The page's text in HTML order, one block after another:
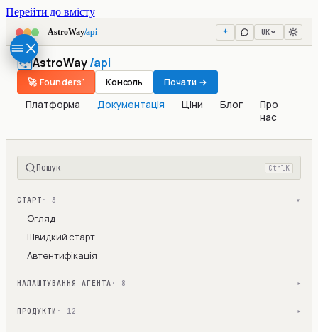
Перейти до вмісту
AstroWay/api UK
AstroWay/api
Платформа Документація Ціни Блог
Про
нас
🚀 Founders' Консоль Почати →
Пошук Ctrl K
СТАРТ · 3 ▾
Огляд
Швидкий старт
Автентифікація
НАЛАШТУВАННЯ АГЕНТА · 8 ▾
ПРОДУКТИ · 12 ▾